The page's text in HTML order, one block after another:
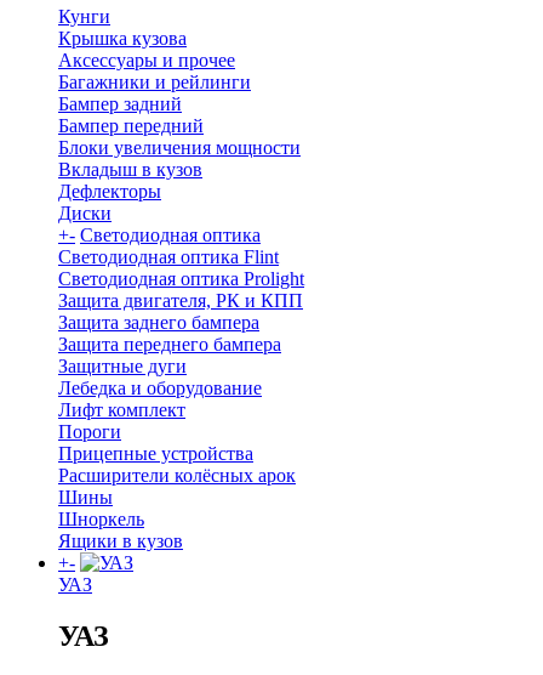
Кунги
Крышка кузова
Аксессуары и прочее
Багажники и рейлинги
Бампер задний
Бампер передний
Блоки увеличения мощности
Вкладыш в кузов
Дефлекторы
Диски
+- Светодиодная оптика
Светодиодная оптика Flint
Светодиодная оптика Prolight
Защита двигателя, РК и КПП
Защита заднего бампера
Защита переднего бампера
Защитные дуги
Лебедка и оборудование
Лифт комплект
Пороги
Прицепные устройства
Расширители колёсных арок
Шины
Шноркель
Ящики в кузов
+-
УАЗ
УАЗ